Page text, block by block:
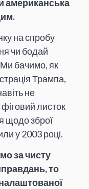
американська
на спробу
чи бодай
бачимо, як
Трампа,
не
листок
щодо зброї
у 2003 році.
за чисту
то